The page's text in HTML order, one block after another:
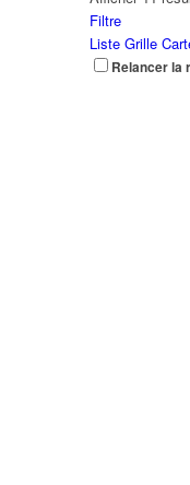
Filtre
Liste Grille
Relancer la